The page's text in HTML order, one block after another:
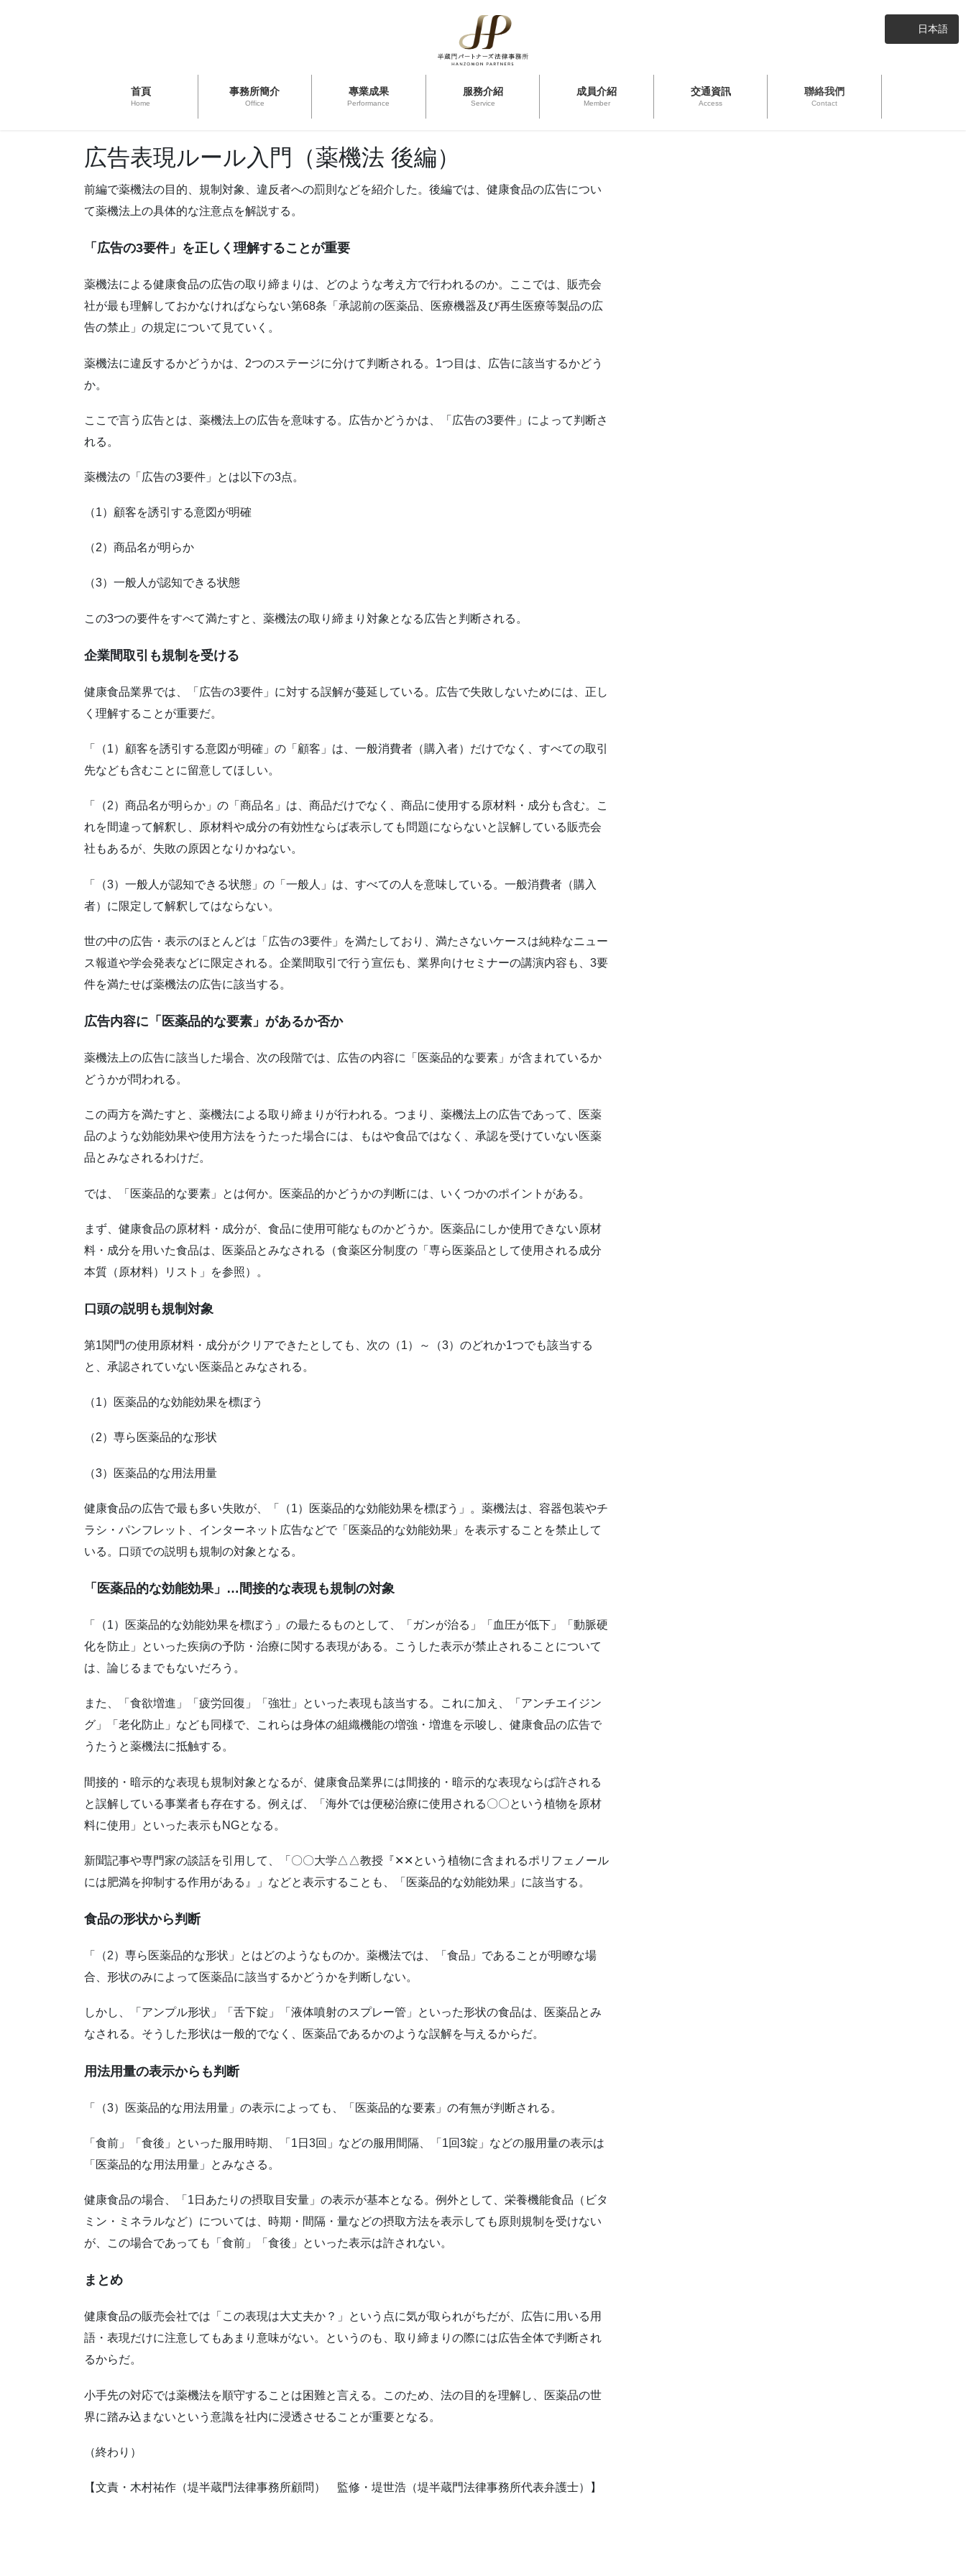
首頁
Home
事務所簡介
Office
專業成果
Performance
服務介紹
Service
成員介紹
Member
交通資訊
Access
聯絡我們
Contact
広告表現ルール入門（薬機法 後編）
前編で薬機法の目的、規制対象、違反者への罰則などを紹介した。後編では、健康食品の広告につい
て薬機法上の具体的な注意点を解説する。
「広告の3要件」を正しく理解することが重要
薬機法による健康食品の広告の取り締まりは、どのような考え方で行われるのか。ここでは、販売会
社が最も理解しておかなければならない第68条「承認前の医薬品、医療機器及び再生医療等製品の広
告の禁止」の規定について見ていく。
薬機法に違反するかどうかは、2つのステージに分けて判断される。1つ目は、広告に該当するかどう
か。
ここで言う広告とは、薬機法上の広告を意味する。広告かどうかは、「広告の3要件」によって判断さ
れる。
薬機法の「広告の3要件」とは以下の3点。
（1）顧客を誘引する意図が明確
（2）商品名が明らか
（3）一般人が認知できる状態
この3つの要件をすべて満たすと、薬機法の取り締まり対象となる広告と判断される。
企業間取引も規制を受ける
健康食品業界では、「広告の3要件」に対する誤解が蔓延している。広告で失敗しないためには、正し
く理解することが重要だ。
「（1）顧客を誘引する意図が明確」の「顧客」は、一般消費者（購入者）だけでなく、すべての取引
先なども含むことに留意してほしい。
「（2）商品名が明らか」の「商品名」は、商品だけでなく、商品に使用する原材料・成分も含む。こ
れを間違って解釈し、原材料や成分の有効性ならば表示しても問題にならないと誤解している販売会
社もあるが、失敗の原因となりかねない。
「（3）一般人が認知できる状態」の「一般人」は、すべての人を意味している。一般消費者（購入
者）に限定して解釈してはならない。
世の中の広告・表示のほとんどは「広告の3要件」を満たしており、満たさないケースは純粋なニュー
ス報道や学会発表などに限定される。企業間取引で行う宣伝も、業界向けセミナーの講演内容も、3要
件を満たせば薬機法の広告に該当する。
広告内容に「医薬品的な要素」があるか否か
薬機法上の広告に該当した場合、次の段階では、広告の内容に「医薬品的な要素」が含まれているか
どうかが問われる。
この両方を満たすと、薬機法による取り締まりが行われる。つまり、薬機法上の広告であって、医薬
品のような効能効果や使用方法をうたった場合には、もはや食品ではなく、承認を受けていない医薬
品とみなされるわけだ。
では、「医薬品的な要素」とは何か。医薬品的かどうかの判断には、いくつかのポイントがある。
まず、健康食品の原材料・成分が、食品に使用可能なものかどうか。医薬品にしか使用できない原材
料・成分を用いた食品は、医薬品とみなされる（食薬区分制度の「専ら医薬品として使用される成分
本質（原材料）リスト」を参照）。
口頭の説明も規制対象
第1関門の使用原材料・成分がクリアできたとしても、次の（1）～（3）のどれか1つでも該当する
と、承認されていない医薬品とみなされる。
（1）医薬品的な効能効果を標ぼう
（2）専ら医薬品的な形状
（3）医薬品的な用法用量
健康食品の広告で最も多い失敗が、「（1）医薬品的な効能効果を標ぼう」。薬機法は、容器包装やチ
ラシ・パンフレット、インターネット広告などで「医薬品的な効能効果」を表示することを禁止して
いる。口頭での説明も規制の対象となる。
「医薬品的な効能効果」…間接的な表現も規制の対象
「（1）医薬品的な効能効果を標ぼう」の最たるものとして、「ガンが治る」「血圧が低下」「動脈硬
化を防止」といった疾病の予防・治療に関する表現がある。こうした表示が禁止されることについて
は、論じるまでもないだろう。
また、「食欲増進」「疲労回復」「強壮」といった表現も該当する。これに加え、「アンチエイジン
グ」「老化防止」なども同様で、これらは身体の組織機能の増強・増進を示唆し、健康食品の広告で
うたうと薬機法に抵触する。
間接的・暗示的な表現も規制対象となるが、健康食品業界には間接的・暗示的な表現ならば許される
と誤解している事業者も存在する。例えば、「海外では便秘治療に使用される〇〇という植物を原材
料に使用」といった表示もNGとなる。
新聞記事や専門家の談話を引用して、「〇〇大学△△教授『✕✕という植物に含まれるポリフェノール
には肥満を抑制する作用がある』」などと表示することも、「医薬品的な効能効果」に該当する。
食品の形状から判断
「（2）専ら医薬品的な形状」とはどのようなものか。薬機法では、「食品」であることが明瞭な場
合、形状のみによって医薬品に該当するかどうかを判断しない。
しかし、「アンプル形状」「舌下錠」「液体噴射のスプレー管」といった形状の食品は、医薬品とみ
なされる。そうした形状は一般的でなく、医薬品であるかのような誤解を与えるからだ。
用法用量の表示からも判断
「（3）医薬品的な用法用量」の表示によっても、「医薬品的な要素」の有無が判断される。
「食前」「食後」といった服用時期、「1日3回」などの服用間隔、「1回3錠」などの服用量の表示は
「医薬品的な用法用量」とみなさる。
健康食品の場合、「1日あたりの摂取目安量」の表示が基本となる。例外として、栄養機能食品（ビタ
ミン・ミネラルなど）については、時期・間隔・量などの摂取方法を表示しても原則規制を受けない
が、この場合であっても「食前」「食後」といった表示は許されない。
まとめ
健康食品の販売会社では「この表現は大丈夫か？」という点に気が取られがちだが、広告に用いる用
語・表現だけに注意してもあまり意味がない。というのも、取り締まりの際には広告全体で判断され
るからだ。
小手先の対応では薬機法を順守することは困難と言える。このため、法の目的を理解し、医薬品の世
界に踏み込まないという意識を社内に浸透させることが重要となる。
（終わり）
【文責・木村祐作（堤半蔵門法律事務所顧問） 監修・堤世浩（堤半蔵門法律事務所代表弁護士）】
日本語